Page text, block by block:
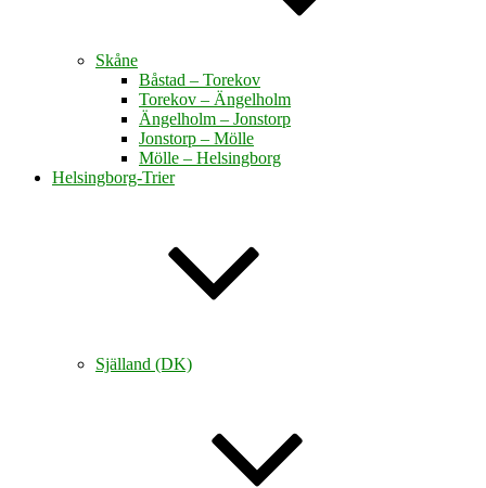
Skåne
Båstad – Torekov
Torekov – Ängelholm
Ängelholm – Jonstorp
Jonstorp – Mölle
Mölle – Helsingborg
Helsingborg-Trier
Själland (DK)